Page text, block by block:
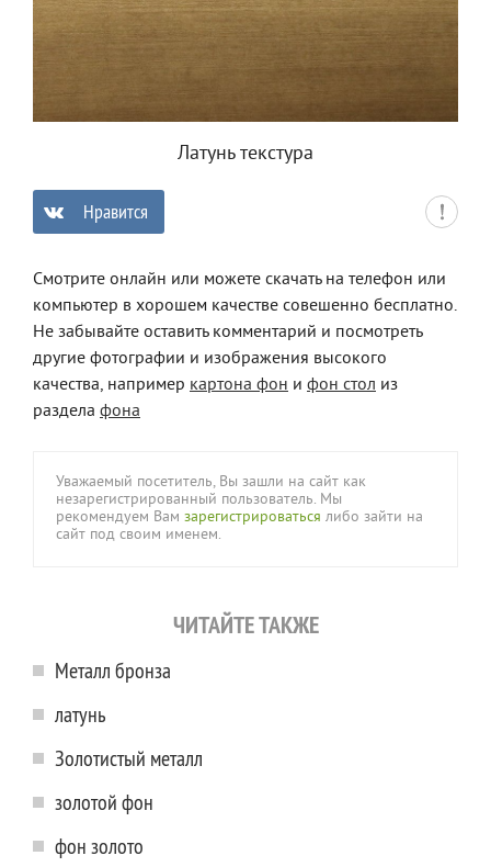
Латунь текстура
Нравится
Смотрите онлайн или можете скачать на телефон или
компьютер в хорошем качестве совешенно бесплатно.
Не забывайте оставить комментарий и посмотреть
другие фотографии и изображения высокого
качества, например картона фон и фон стол из
раздела фона
Уважаемый посетитель, Вы зашли на сайт как
незарегистрированный пользователь. Мы
рекомендуем Вам зарегистрироваться либо зайти на
сайт под своим именем.
ЧИТАЙТЕ ТАКЖЕ
Металл бронза
латунь
Золотистый металл
золотой фон
фон золото